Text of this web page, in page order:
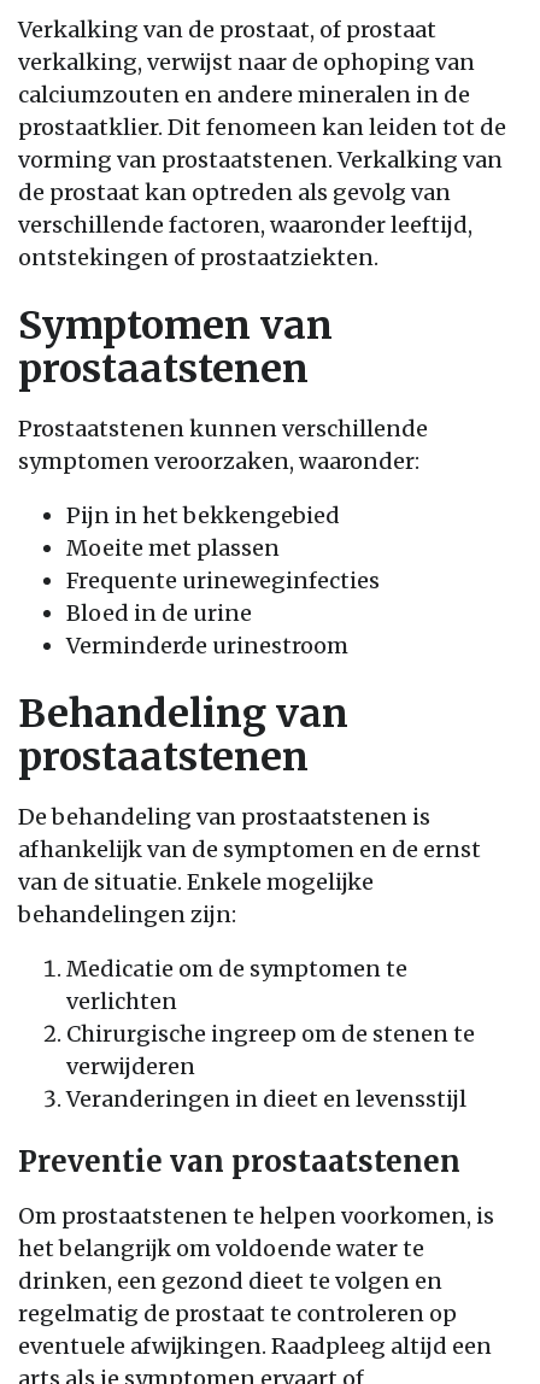
Verkalking van de prostaat, of prostaat
verkalking, verwijst naar de ophoping van
calciumzouten en andere mineralen in de
prostaatklier. Dit fenomeen kan leiden tot de
vorming van prostaatstenen. Verkalking van
de prostaat kan optreden als gevolg van
verschillende factoren, waaronder leeftijd,
ontstekingen of prostaatziekten.
Symptomen van
prostaatstenen
Prostaatstenen kunnen verschillende
symptomen veroorzaken, waaronder:
Pijn in het bekkengebied
Moeite met plassen
Frequente urineweginfecties
Bloed in de urine
Verminderde urinestroom
Behandeling van
prostaatstenen
De behandeling van prostaatstenen is
afhankelijk van de symptomen en de ernst
van de situatie. Enkele mogelijke
behandelingen zijn:
Medicatie om de symptomen te
verlichten
Chirurgische ingreep om de stenen te
verwijderen
Veranderingen in dieet en levensstijl
Preventie van prostaatstenen
Om prostaatstenen te helpen voorkomen, is
het belangrijk om voldoende water te
drinken, een gezond dieet te volgen en
regelmatig de prostaat te controleren op
eventuele afwijkingen. Raadpleeg altijd een